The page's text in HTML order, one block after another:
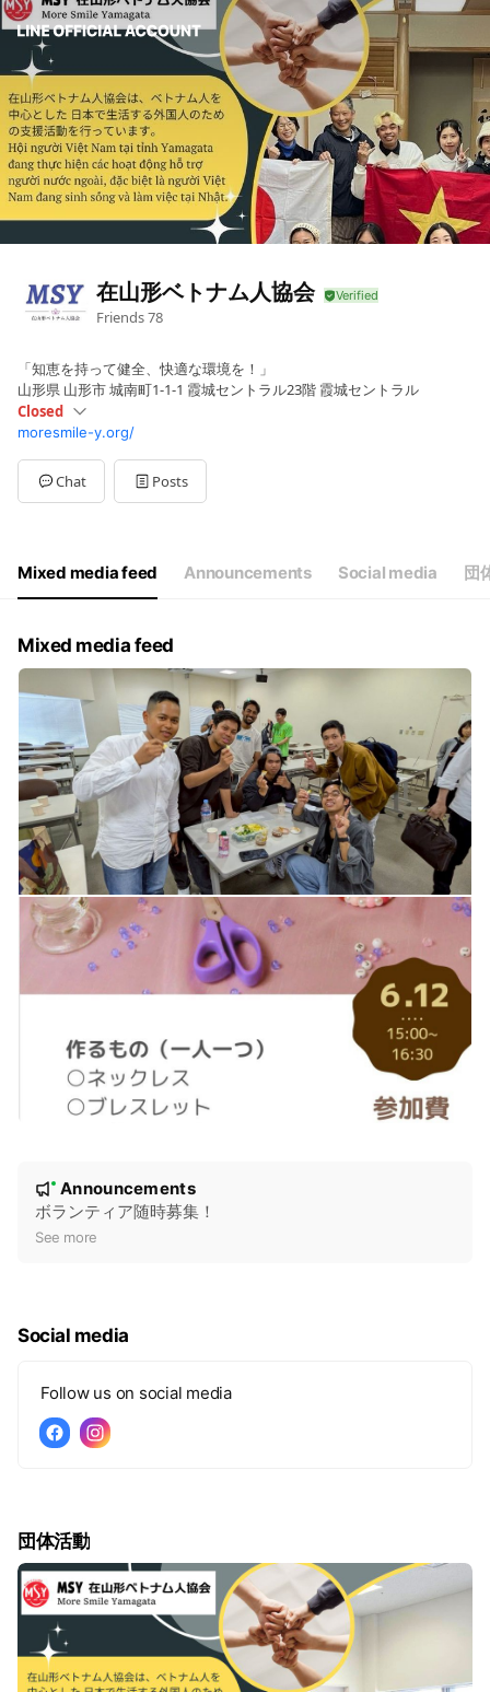
在山形ベトナム人協会
Friends78
「知恵を持って健全、快適な環境を！」
山形県 山形市 城南町1-1-1 霞城セントラル23階 霞城セントラル
Closed
Sun14:00 - 15:30
MonClosed
TueClosed
WedClosed
Sat
毎月第2・4日曜日 日本語カフェ開催
moresmile-y.org/
Chat Posts
Mixed media feed Announcements Social media 団
Mixed media feed
e
New
Announcements
ボランティア随時募集！
See more
Social media
Follow us on social media
団体活動